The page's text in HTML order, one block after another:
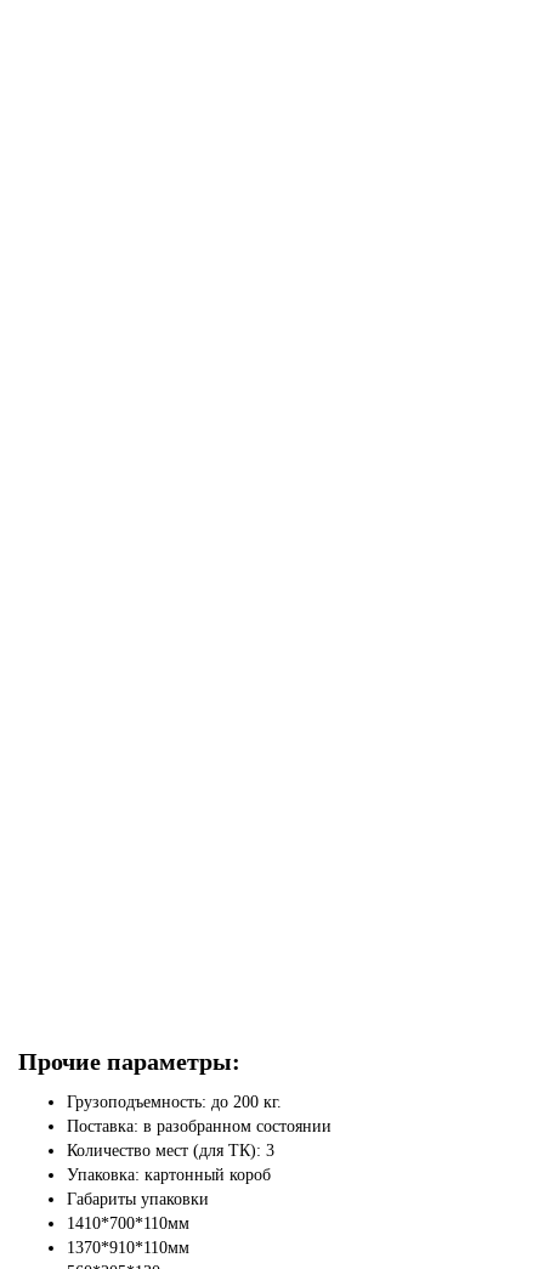
Прочие параметры:
Грузоподъемность: до 200 кг.
Поставка: в разобранном состоянии
Количество мест (для ТК): 3
Упаковка: картонный короб
Габариты упаковки
1410*700*110мм
1370*910*110мм